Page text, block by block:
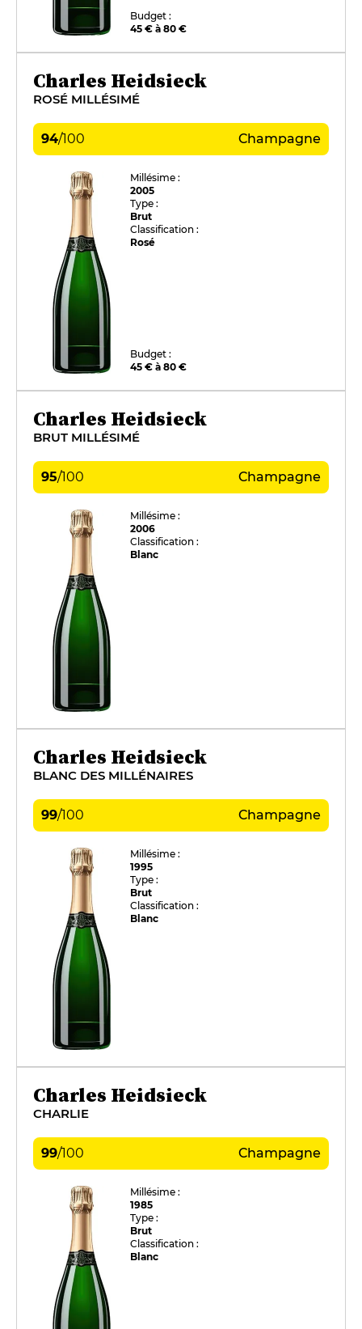
Budget :
45 € à 80 €
Charles Heidsieck
ROSÉ MILLÉSIMÉ
94/100 Champagne
Millésime :
2005
Type :
Brut
Classification :
Rosé
Budget :
45 € à 80 €
Charles Heidsieck
BRUT MILLÉSIMÉ
95/100 Champagne
Millésime :
2006
Classification :
Blanc
Charles Heidsieck
BLANC DES MILLÉNAIRES
99/100 Champagne
Millésime :
1995
Type :
Brut
Classification :
Blanc
Charles Heidsieck
CHARLIE
99/100 Champagne
Millésime :
1985
Type :
Brut
Classification :
Blanc